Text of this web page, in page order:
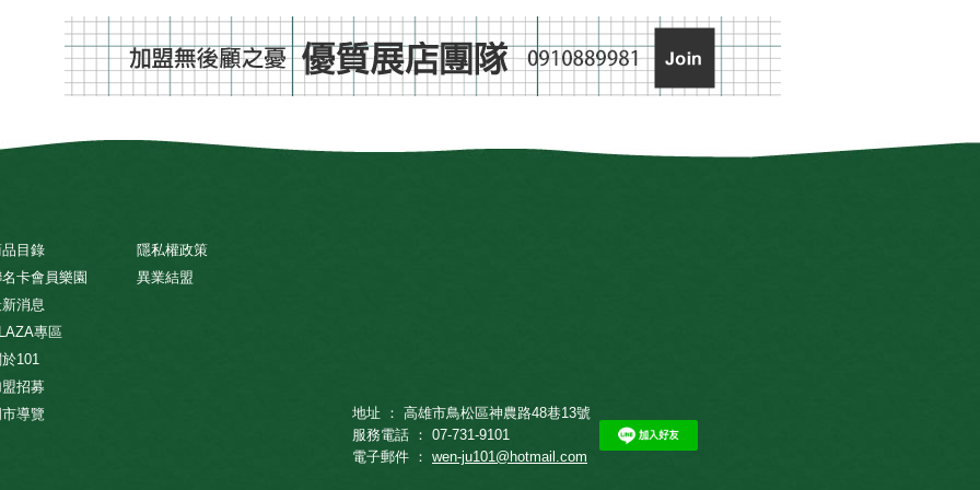
目錄
卡會員樂園
消息
專區
101
招募
導覽
隱私權政策
異業結盟
地址 ： 高雄市鳥松區神農路48巷13號
服務電話 ： 07-731-9101
電子郵件 ： wen-ju101@hotmail.com